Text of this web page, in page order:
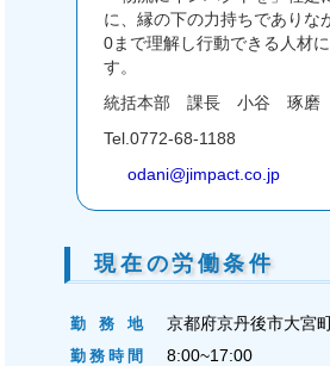
に、縁の下の力持ちでありな
0まで理解し行動できる人材
す。
統括本部 課長 小谷 琢磨
Tel.0772-68-1188
odani@jimpact.co.jp
現在の労働条件
勤務地 京都府京丹後市大宮
勤務時間 8:00~17:00